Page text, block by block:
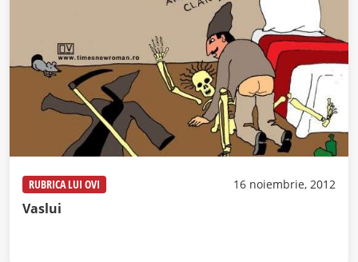
RUBRICA LUI OVI 16 noiembrie, 2012
Vaslui